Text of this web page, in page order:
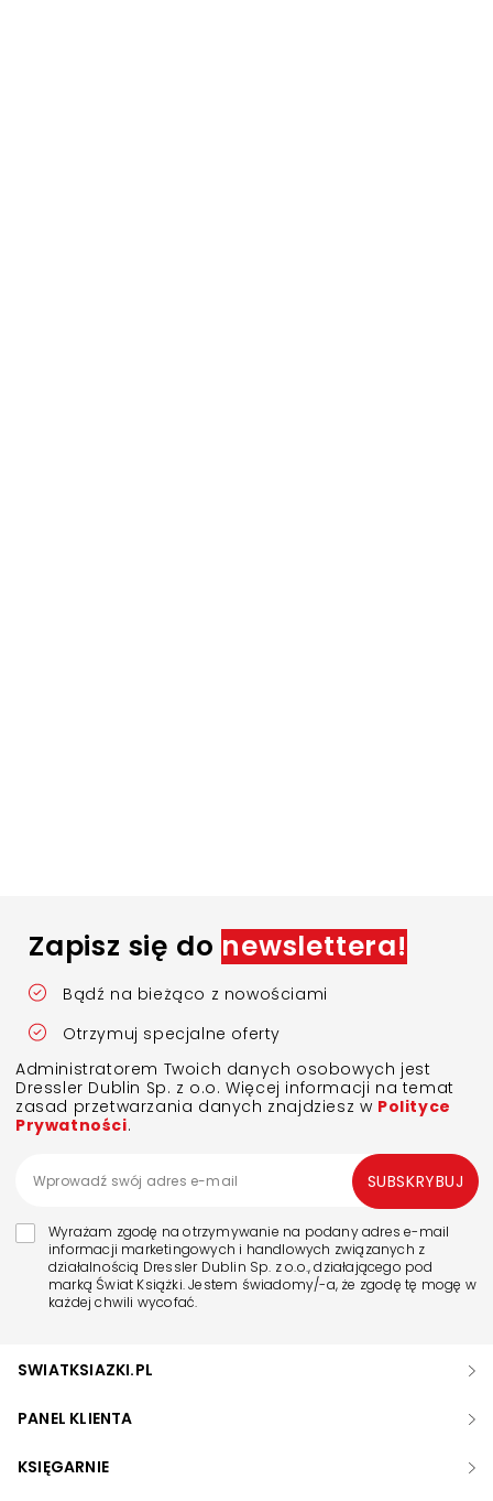
Zapisz się do newslettera!
Bądź na bieżąco z nowościami
Otrzymuj specjalne oferty
Administratorem Twoich danych osobowych jest
Dressler Dublin Sp. z o.o. Więcej informacji na temat
zasad przetwarzania danych znajdziesz w Polityce
Prywatności.
Wyrażam zgodę na otrzymywanie na podany adres e-mail
informacji marketingowych i handlowych związanych z
działalnością Dressler Dublin Sp. z o.o., działającego pod
marką Świat Książki. Jestem świadomy/-a, że zgodę tę mogę w
każdej chwili wycofać.
SUBSKRYBUJ
SWIATKSIAZKI.PL
PANEL KLIENTA
KSIĘGARNIE